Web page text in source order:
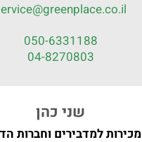
050-6331188
04-8270803
שני כהן
מכירות למדבירים וחברות